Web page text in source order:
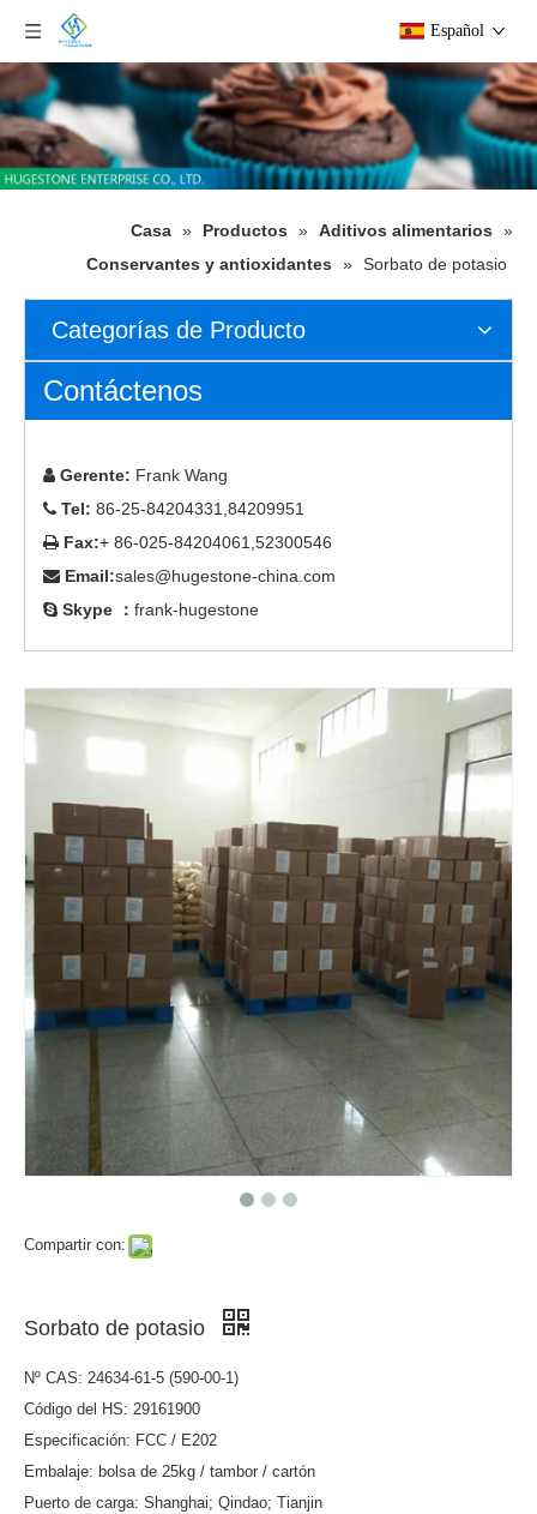
Español
Casa » Productos » Aditivos alimentarios
»
Conservantes y antioxidantes
» Sorbato de potasio
Categorías de Producto
Contáctenos
 Gerente: Frank Wang
 Tel: 86-25-84204331,84209951
 Fax:+ 86-025-84204061,52300546
 Email:sales@hugestone-china.com
 Skype ： frank-hugestone
Compartir con:
Sorbato de potasio
Nº CAS: 24634-61-5 (590-00-1)
Código del HS: 29161900
Especificación: FCC / E202
Embalaje: bolsa de 25kg / tambor / cartón
Puerto de carga: Shanghai; Qindao; Tianjin